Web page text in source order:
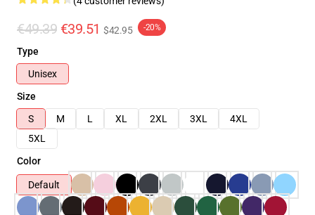
€49.39 €39.51 $42.95 -20%
Type
Unisex
Size
S
M L XL 2XL 3XL
4XL
5XL
Color
Default